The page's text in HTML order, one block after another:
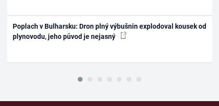
Poplach v Bulharsku: Dron plný výbušnin explodoval kousek od
plynovodu, jeho původ je nejasný